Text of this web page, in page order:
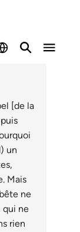
[de la
un
Mais
ne
qui ne
rien